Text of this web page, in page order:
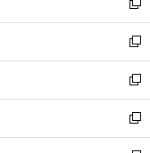
い
ウ
ィ
ン
ド
ウ
で
開
新
し
い
ウ
ィ
ン
ド
ウ
新
し
い
ウ
ィ
ン
新
し
い
ウ
新
し